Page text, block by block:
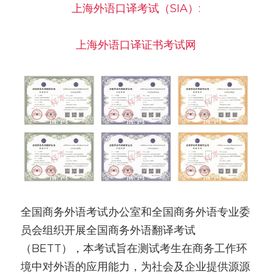
上海外语口译考试（SIA）:
上海外语口译证书考试网
全国商务外语考试办公室和全国商务外语专业委
员会组织开展全国商务外语翻译考试
（BETT），本考试旨在测试考生在商务工作环
境中对外语的应用能力，为社会及企业提供源源